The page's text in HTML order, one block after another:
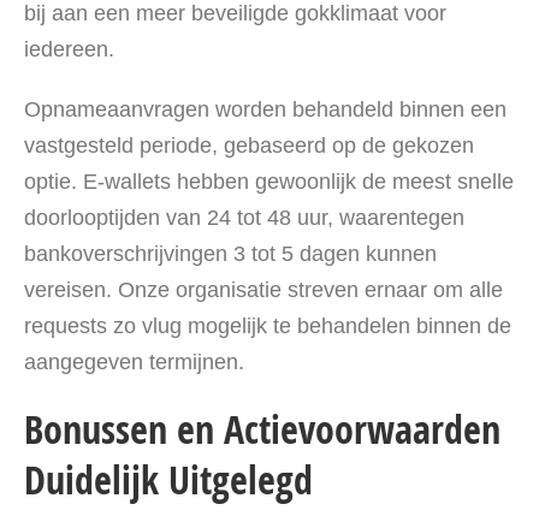
bij aan een meer beveiligde gokklimaat voor
iedereen.
Opnameaanvragen worden behandeld binnen een
vastgesteld periode, gebaseerd op de gekozen
optie. E-wallets hebben gewoonlijk de meest snelle
doorlooptijden van 24 tot 48 uur, waarentegen
bankoverschrijvingen 3 tot 5 dagen kunnen
vereisen. Onze organisatie streven ernaar om alle
requests zo vlug mogelijk te behandelen binnen de
aangegeven termijnen.
Bonussen en Actievoorwaarden
Duidelijk Uitgelegd